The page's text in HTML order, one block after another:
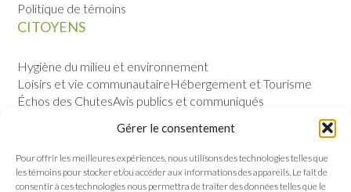
Gérer le consentement
Pour offrir les meilleures expériences, nous utilisons des technologies telles que
les témoins pour stocker et/ou accéder aux informations des appareils. Le fait de
consentir à ces technologies nous permettra de traiter des données telles que le
Politique de témoins
CITOYENS
Hygiène du milieu et environnement
Loisirs et vie communautaireHébergement et Tourisme
Échos des ChutesAvis publics et communiqués
Notre histoirePermis et règlements